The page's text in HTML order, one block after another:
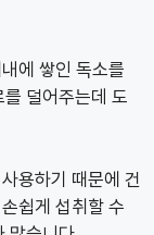
에 쌓인 독소를
덜어주는데 도
용하기 때문에 건
쉽게 섭취할 수